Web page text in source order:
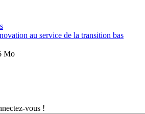
au service de la transition bas
Mo
vous !